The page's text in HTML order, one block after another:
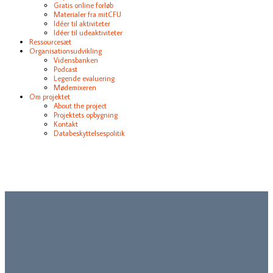
Gratis online forløb
Materialer fra mitCFU
Idéer til aktiviteter
Idéer til udeaktiviteter
Ressourcesæt
Organisationsudvikling
Vidensbanken
Podcast
Legende evaluering
Mødemixeren
Om projektet
About the project
Projektets opbygning
Kontakt
Databeskyttelsespolitik